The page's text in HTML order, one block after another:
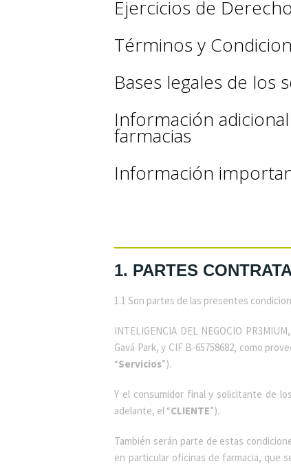
Ejercicios de
Términos y
Bases legales de los
Información
farmacias
Información
1. PARTES
1.1 Son partes de las presentes
INTELIGENCIA DEL NEGOCIO
Gavá Park, y CIF B-65758682, como
“Servicios”).
Y el consumidor final y solicitante de
adelante, el “CLIENTE”).
También serán parte de estas
en particular oficinas de farmacia, que